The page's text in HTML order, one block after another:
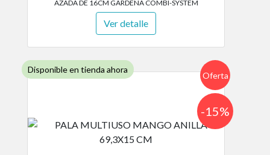
AZADA DE 16CM GARDENA COMBI-SYSTEM
Ver detalle
Disponible en tienda ahora
Oferta
-15%